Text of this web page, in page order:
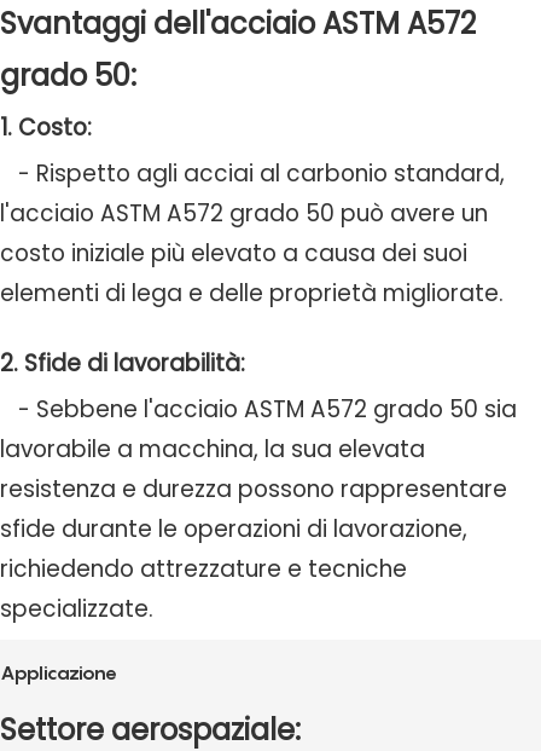
Svantaggi dell'acciaio ASTM A572
grado 50:
1. Costo:
- Rispetto agli acciai al carbonio standard,
l'acciaio ASTM A572 grado 50 può avere un
costo iniziale più elevato a causa dei suoi
elementi di lega e delle proprietà migliorate.
2. Sfide di lavorabilità:
- Sebbene l'acciaio ASTM A572 grado 50 sia
lavorabile a macchina, la sua elevata
resistenza e durezza possono rappresentare
sfide durante le operazioni di lavorazione,
richiedendo attrezzature e tecniche
specializzate.
Applicazione
Settore aerospaziale: